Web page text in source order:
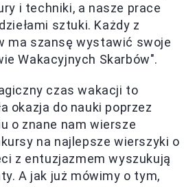
i techniki, a nasze prace
sztuki. Każdy z
ma szansę wystawić swoje
Wakacyjnych Skarbów".
czas wakacji to
okazja do nauki poprzez
o znane nam wiersze
na najlepsze wierszyki o
z entuzjazmem wyszukują
A jak już mówimy o tym,